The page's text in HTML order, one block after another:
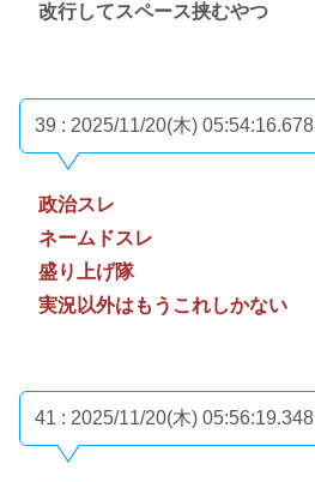
改行してスペース挟むやつ
39 : 2025/11/20(木) 05:54:16.678
政治スレ
ネームドスレ
盛り上げ隊
実況以外はもうこれしかない
41 : 2025/11/20(木) 05:56:19.348